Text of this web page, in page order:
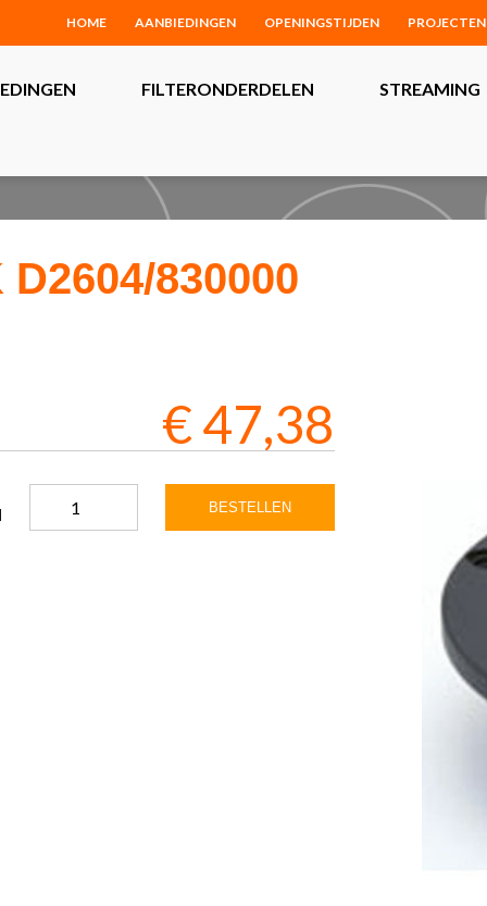
HOME AANBIEDINGEN OPENINGSTIJDEN PROJECTEN
FILTERONDERDELEN STREAMING
830000
€47,38
BESTELLEN